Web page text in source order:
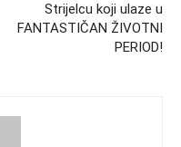
Strijelcu koji ulaze u
FANTASTIČAN ŽIVOTNI
PERIOD!